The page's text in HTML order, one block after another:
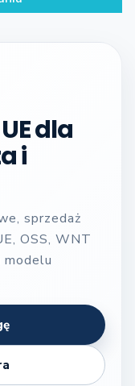
dla
i
sprzedaż
OSS, WNT